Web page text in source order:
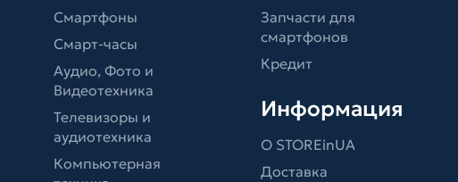
Смартфоны
Смарт-часы
Аудио, Фото и
Видеотехника
Телевизоры и
аудиотехника
Компьютерная
Запчасти для
смартфонов
Кредит
Информация
О STOREinUA
Доставка